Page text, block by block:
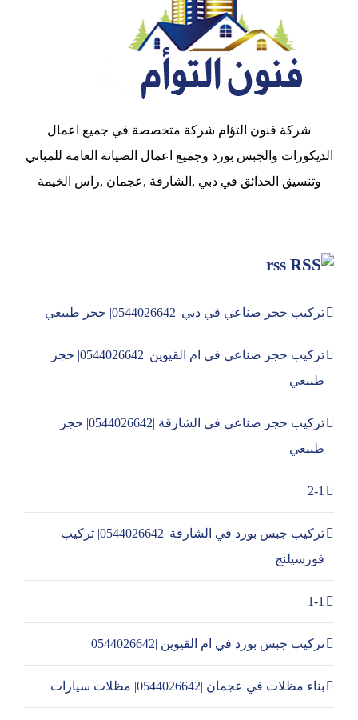
شركة فنون التؤام شركة متخصصة في جميع اعمال
الديكورات والجبس بورد وجميع اعمال الصيانة العامة للمباني
وتنسيق الحدائق في دبي ,الشارقة ,عجمان ,راس الخيمة
rss
تركيب حجر صناعي في دبي |0544026642| حجر طبيعي
تركيب حجر صناعي في ام القيوين |0544026642| حجر
طبيعي
تركيب حجر صناعي في الشارقة |0544026642| حجر
طبيعي
2-1
تركيب جبس بورد في الشارقة |0544026642| تركيب
فورسيلنج
1-1
تركيب جبس بورد في ام القيوين |0544026642
بناء مظلات في عجمان |0544026642| مظلات سيارات